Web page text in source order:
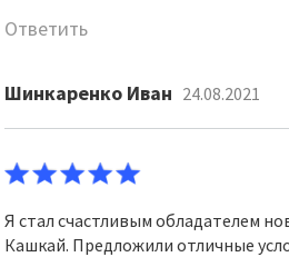
Ответить
Шинкаренко Иван 24.08.2021
Я стал счастливым обладателем
Кашкай. Предложили отличные